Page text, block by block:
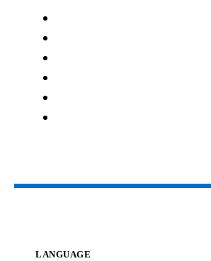
LANGUAGE